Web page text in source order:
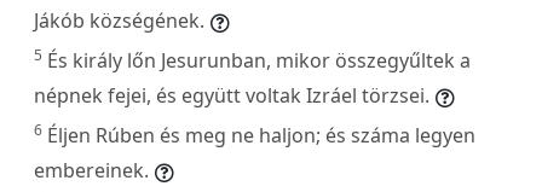
Jákób községének.
5 És király lőn Jesurunban, mikor összegyűltek a
népnek fejei, és együtt voltak Izráel törzsei.
6 Éljen Rúben és meg ne haljon; és száma legyen
embereinek.